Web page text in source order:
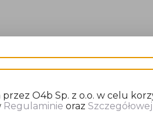
O4b Sp. z o.o. w celu
Regulaminie oraz